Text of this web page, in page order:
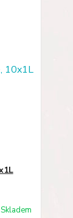
Skladem